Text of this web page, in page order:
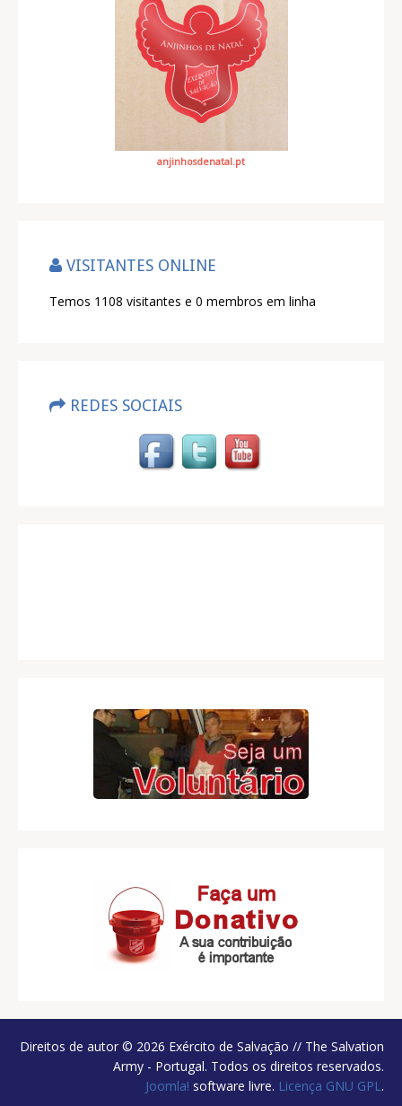
anjinhosdenatal.pt
VISITANTES ONLINE
Temos 1108 visitantes e 0 membros em linha
REDES SOCIAIS
Direitos de autor © 2026 Exército de Salvação // The Salvation
Army - Portugal. Todos os direitos reservados.
Joomla! software livre. Licença GNU GPL.